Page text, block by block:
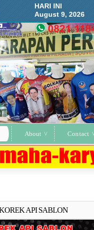
About Contact
HARI INI
August 9, 2026
API SABLONSelengkapnya..